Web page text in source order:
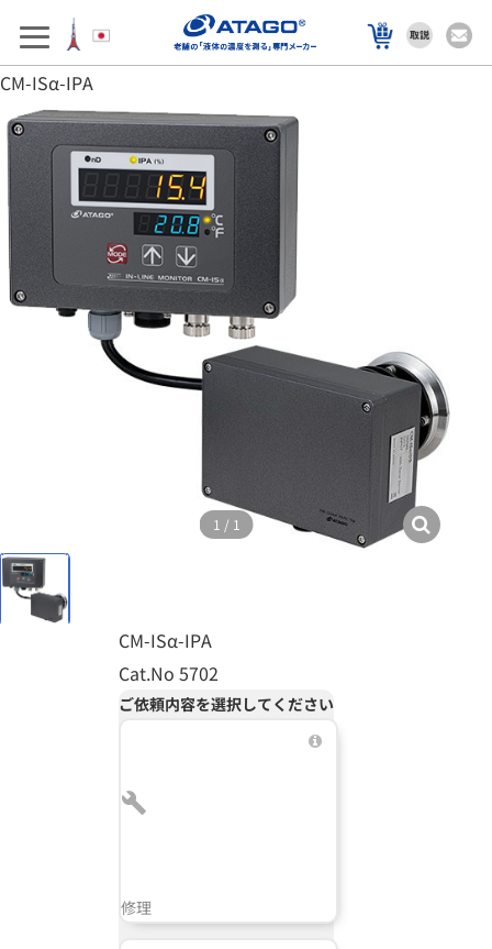
アフターサポート
製品を選ぶ
CM-ISα-IPA
1 / 1
CM-ISα-IPA
Cat.No 5702
ご依頼内容を選択してください
修理